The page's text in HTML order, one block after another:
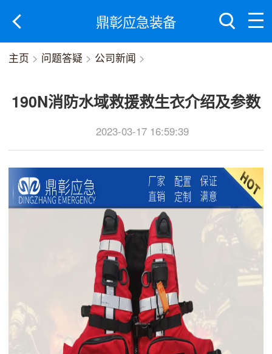
鼎彰应急装备
主页 > 问题答疑 > 公司新闻 >
190N消防水域救援救生衣介绍及参数
2023-03-17 16:59:39